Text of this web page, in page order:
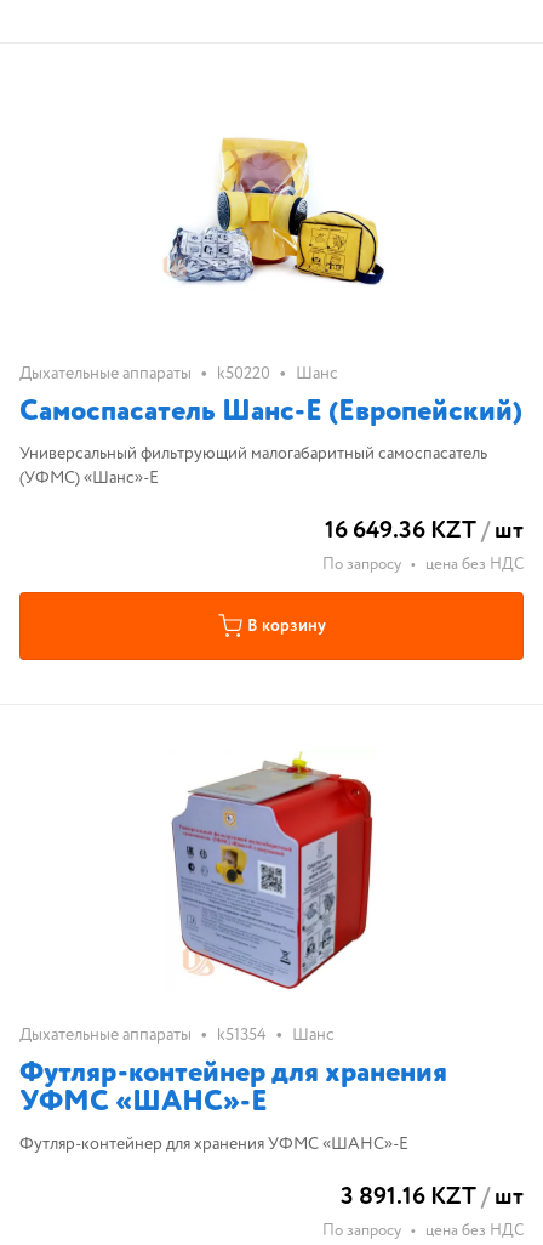
Дыхательные аппараты • k50220 • Шанс
Самоспасатель Шанс-Е (Европейский)
Универсальный фильтрующий малогабаритный самоспасатель
(УФМС) «Шанс»-Е
16 649.36 KZT/шт
По запросу • цена без НДС
В корзину
Дыхательные аппараты • k51354 • Шанс
Футляр-контейнер для хранения
УФМС «ШАНС»-Е
Футляр-контейнер для хранения УФМС «ШАНС»-Е
3 891.16 KZT/шт
По запросу • цена без НДС